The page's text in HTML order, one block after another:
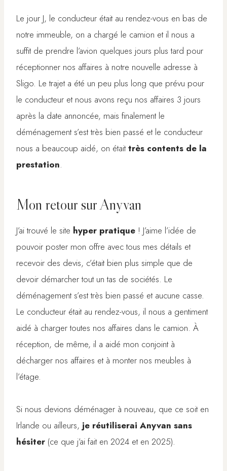
Le jour J, le conducteur était au rendez-vous en bas de
notre immeuble, on a chargé le camion et il nous a
suffit de prendre l’avion quelques jours plus tard pour
réceptionner nos affaires à notre nouvelle adresse à
Sligo. Le trajet a été un peu plus long que prévu pour
le conducteur et nous avons reçu nos affaires 3 jours
après la date annoncée, mais finalement le
déménagement s’est très bien passé et le conducteur
nous a beaucoup aidé, on étaittrès contents de la
prestation.
Mon retour sur Anyvan
J’ai trouvé le site hyper pratique ! J’aime l’idée de
pouvoir poster mon offre avec tous mes détails et
recevoir des devis, c’était bien plus simple que de
devoir démarcher tout un tas de sociétés. Le
déménagement s’est très bien passé et aucune casse.
Le conducteur était au rendez-vous, il nous a gentiment
aidé à charger toutes nos affaires dans le camion. À
réception, de même, il a aidé mon conjoint à
décharger nos affaires et à monter nos meubles à
l’étage.
Si nous devions déménager à nouveau, que ce soit en
Irlande ou ailleurs, je réutiliserai Anyvan sans
hésiter (ce que j’ai fait en 2024 et en 2025).